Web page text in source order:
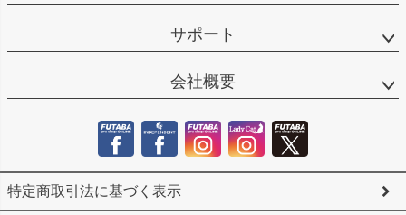
サポート
会社概要
特定商取引法に基づく表示